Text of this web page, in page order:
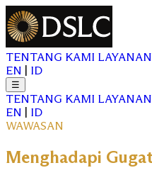
TENTANG KAMI
EN
ID
☰
TENTANG KAMI
EN
ID
WAWASAN
Menghadapi